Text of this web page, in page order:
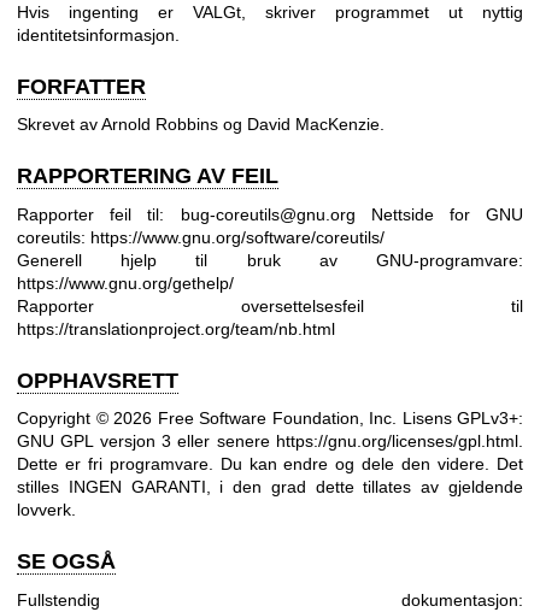
Hvis ingenting er VALGt, skriver programmet ut nyttig
identitetsinformasjon.
FORFATTER
Skrevet av Arnold Robbins og David MacKenzie.
RAPPORTERING AV FEIL
Rapporter feil til: bug-coreutils@gnu.org Nettside for GNU
coreutils: https://www.gnu.org/software/coreutils/
Generell hjelp til bruk av GNU-programvare:
https://www.gnu.org/gethelp/
Rapporter oversettelsesfeil til
https://translationproject.org/team/nb.html
OPPHAVSRETT
Copyright © 2026 Free Software Foundation, Inc. Lisens GPLv3+:
GNU GPL versjon 3 eller senere https://gnu.org/licenses/gpl.html.
Dette er fri programvare. Du kan endre og dele den videre. Det
stilles INGEN GARANTI, i den grad dette tillates av gjeldende
lovverk.
SE OGSÅ
Fullstendig dokumentasjon: